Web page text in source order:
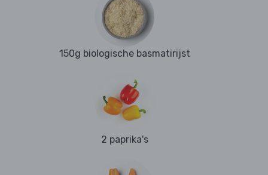
150g biologische basmatirijst
2 paprika's